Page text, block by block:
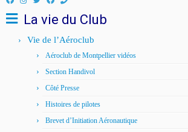
La vie du Club
Vie de l’Aéroclub
Aéroclub de Montpellier vidéos
Section Handivol
Côté Presse
Histoires de pilotes
Brevet d’Initiation Aéronautique